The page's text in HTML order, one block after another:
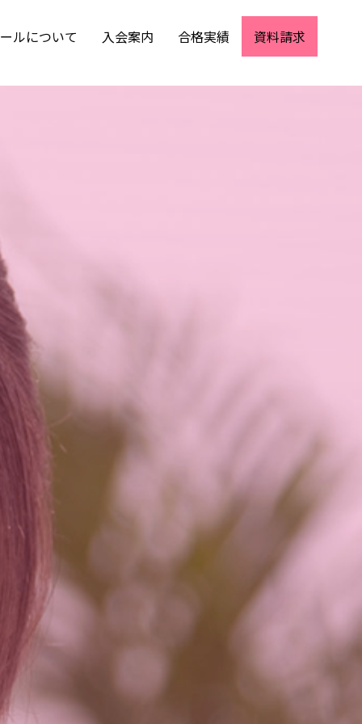
ルについて 入会案内 合格実績 資料請求